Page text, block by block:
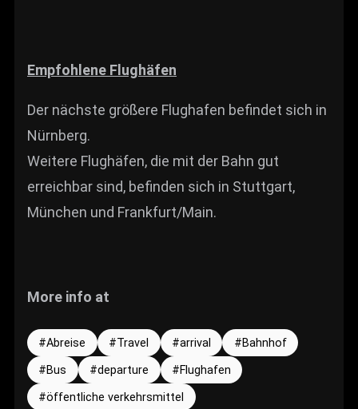
Empfohlene Flughäfen
Der nächste größere Flughafen befindet sich in
Nürnberg.
Weitere Flughäfen, die mit der Bahn gut
erreichbar sind, befinden sich in Stuttgart,
München und Frankfurt/Main.
More info at
Abreise Travel arrival
Bahnhof
Bus
departure
Flughafen
öffentliche verkehrsmittel